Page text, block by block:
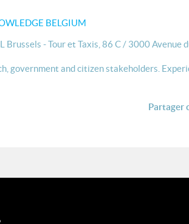
BELGIUM
Brussels - Tour et Taxis, 86 C / 3000 Avenue
government and citizen stakeholders.
Partager